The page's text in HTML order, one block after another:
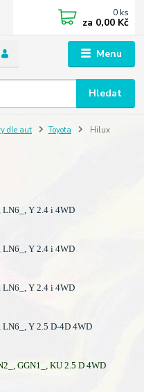
Menu
Hledat
0 ks
za 0,00 Kč
dle aut Toyota Hilux
Y 2.4 i 4WD
Y 2.4 i 4WD
Y 2.4 i 4WD
Y 2.5 D-4D 4WD
GGN1_, KU 2.5 D 4WD